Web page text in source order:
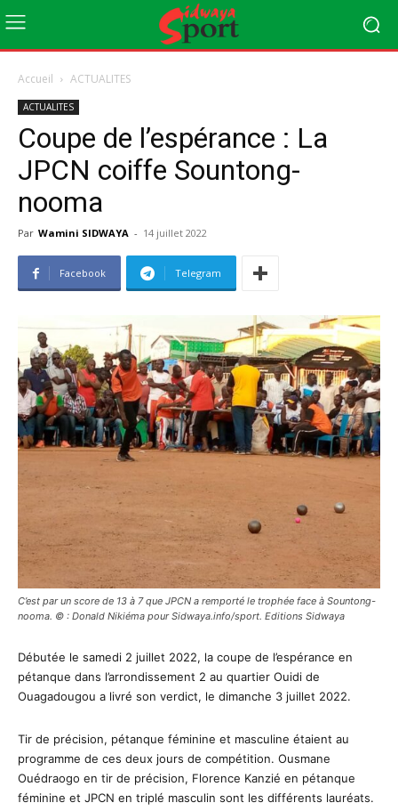
Accueil ACTUALITES
ACTUALITES
Coupe de l’espérance : La
JPCN coiffe Sountong-
nooma
Par Wamini SIDWAYA - 14 juillet 2022
Facebook Telegram
C’est par un score de 13 à 7 que JPCN a remporté le trophée face à Sountong-
nooma. © : Donald Nikiéma pour Sidwaya.info/sport. Editions Sidwaya
Débutée le samedi 2 juillet 2022, la coupe de l’espérance en
pétanque dans l’arrondissement 2 au quartier Ouidi de
Ouagadougou a livré son verdict, le dimanche 3 juillet 2022.
Tir de précision, pétanque féminine et masculine étaient au
programme de ces deux jours de compétition. Ousmane
Ouédraogo en tir de précision, Florence Kanzié en pétanque
féminine et JPCN en triplé masculin sont les différents lauréats.